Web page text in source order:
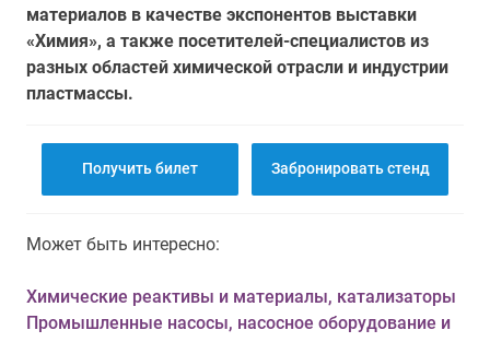
материалов в качестве экспонентов выставки
«Химия», а также посетителей-специалистов из
разных областей химической отрасли и индустрии
пластмассы.
Получить билет Забронировать стенд
Может быть интересно:
Химические реактивы и материалы, катализаторы
Промышленные насосы, насосное оборудование и